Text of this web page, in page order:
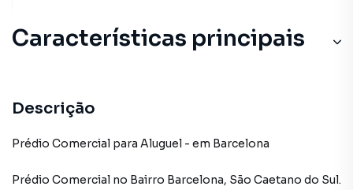
Características principais
Descrição
Prédio Comercial para Aluguel - em Barcelona
Prédio Comercial no Bairro Barcelona, São Caetano do Sul.